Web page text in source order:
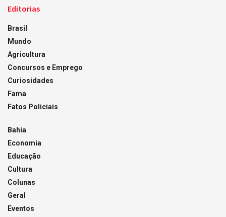
Editorias
Brasil
Mundo
Agricultura
Concursos e Emprego
Curiosidades
Fama
Fatos Policiais
Bahia
Economia
Educação
Cultura
Colunas
Geral
Eventos